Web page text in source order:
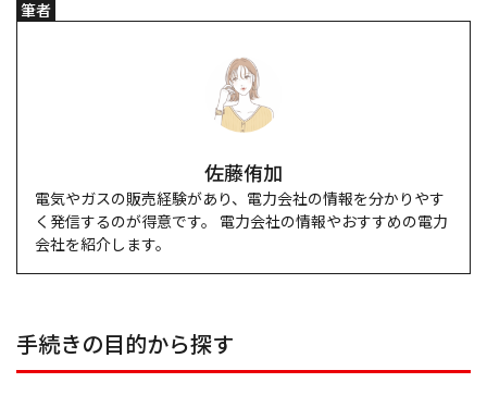
筆者
佐藤侑加
電気やガスの販売経験があり、電力会社の情報を分かりやす
く発信するのが得意です。 電力会社の情報やおすすめの電力
会社を紹介します。
手続きの目的から探す